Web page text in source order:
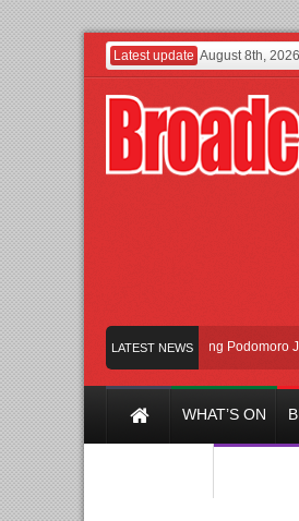
Latest update August 8th,
LATEST NEWS
UI dan Universitas Agung Podomoro Jalin
WHAT’S ON